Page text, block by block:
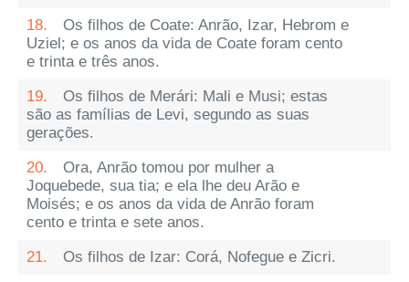
18.
Os filhos de Coate: Anrão, Izar, Hebrom e
Uziel; e os anos da vida de Coate foram cento
e trinta e três anos.
19.
Os filhos de Merári: Mali e Musi; estas
são as famílias de Levi, segundo as suas
gerações.
20.
Ora, Anrão tomou por mulher a
Joquebede, sua tia; e ela lhe deu Arão e
Moisés; e os anos da vida de Anrão foram
cento e trinta e sete anos.
21.
Os filhos de Izar: Corá, Nofegue e Zicri.